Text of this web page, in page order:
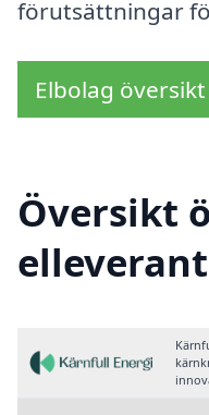
förutsättningar
Elbolag översikt
Översikt